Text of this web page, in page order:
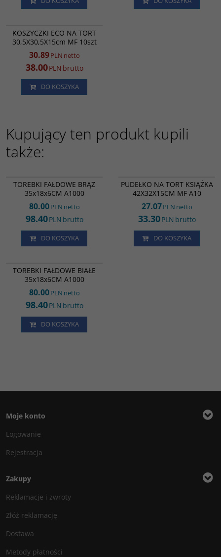
PROMOCJA
KOSZYCZKI ECO NA TORT
30,5X30,5X15cm MF 10szt
30.89PLN netto
38.00PLN brutto
DO KOSZYKA
Kupujący ten produkt kupili
także:
TOREBKI FAŁDOWE BRĄZ
35x18x6CM A1000
80.00PLN netto
98.40PLN brutto
DO KOSZYKA
PUDEŁKO NA TORT KSIĄŻKA
42X32X15CM MF A10
27.07PLN netto
33.30PLN brutto
DO KOSZYKA
TOREBKI FAŁDOWE BIAŁE
35x18x6CM A1000
80.00PLN netto
98.40PLN brutto
DO KOSZYKA
Moje konto
Logowanie
Rejestracja
Zakupy
Reklamacje i zwroty
Złóż reklamację
Dostawa
Metody płatności